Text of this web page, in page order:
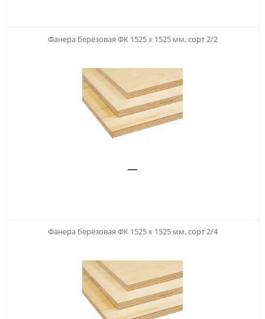
Фанера берёзовая ФК 1525 х 1525 мм, сорт 2/2
—
Фанера берёзовая ФК 1525 х 1525 мм, сорт 2/4